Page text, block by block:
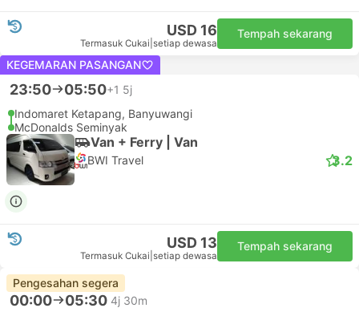
USD 16
Termasuk Cukai setiap dewasa
Tempah sekarang
KEGEMARAN PASANGAN
23:50 05:50+1 5j
Indomaret Ketapang, Banyuwangi
McDonalds Seminyak
Van + Ferry | Van
BWI Travel 3.2
USD 13
Termasuk Cukai setiap dewasa
Tempah sekarang
Pengesahan segera
00:00 05:30 4j 30m